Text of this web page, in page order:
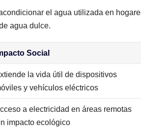
el agua utilizada en
agua dulce.
Social
⁤la vida‍ útil de dispositivos
y vehículos eléctricos
a electricidad en áreas remotas
⁤impacto ecológico